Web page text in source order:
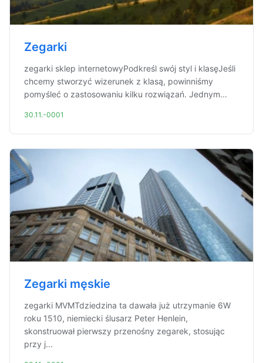
Zegarki
zegarki sklep internetowyPodkreśl swój styl i klasęJeśli
chcemy stworzyć wizerunek z klasą, powinniśmy
pomyśleć o zastosowaniu kilku rozwiązań. Jednym...
30.11.-0001
Zegarki męskie
zegarki MVMTdziedzina ta dawała już utrzymanie 6W
roku 1510, niemiecki ślusarz Peter Henlein,
skonstruował pierwszy przenośny zegarek, stosując
przy j...